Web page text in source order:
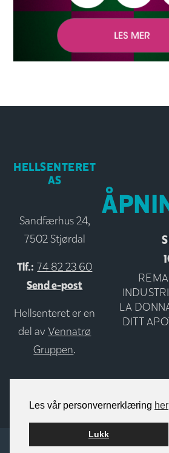
Les vår personvernerklæring her
Lukk
HELLSENTERET
AS
Sandfærhus 24,
7502 Stjørdal
Tlf.: 74 82 23 60
Send e-post
Hellsenteret er en
del av Vennatrø
Gruppen.
LA
DITT